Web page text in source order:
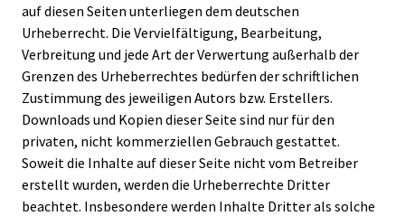
auf diesen Seiten unterliegen dem deutschen
Urheberrecht. Die Vervielfältigung, Bearbeitung,
Verbreitung und jede Art der Verwertung außerhalb der
Grenzen des Urheberrechtes bedürfen der schriftlichen
Zustimmung des jeweiligen Autors bzw. Erstellers.
Downloads und Kopien dieser Seite sind nur für den
privaten, nicht kommerziellen Gebrauch gestattet.
Soweit die Inhalte auf dieser Seite nicht vom Betreiber
erstellt wurden, werden die Urheberrechte Dritter
beachtet. Insbesondere werden Inhalte Dritter als solche